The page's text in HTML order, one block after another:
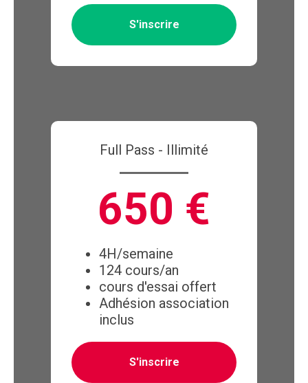
S'inscrire
Full Pass - Illimité
650 €
4H/semaine
124 cours/an
cours d'essai offert
Adhésion association
inclus
S'inscrire